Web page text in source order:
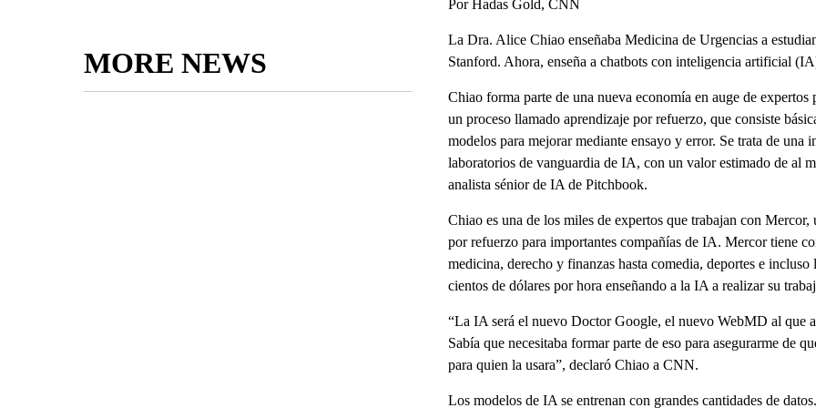
MORE NEWS
Por Hadas Gold, CNN
La Dra. Alice Chiao enseñaba Medicina de Urgencias a
Stanford. Ahora, enseña a chatbots con inteligencia artificial
Chiao forma parte de una nueva economía en auge de
un proceso llamado aprendizaje por refuerzo, que consiste
modelos para mejorar mediante ensayo y error. Se trata de
laboratorios de vanguardia de IA, con un valor estimado de al
analista sénior de IA de Pitchbook.
Chiao es una de los miles de expertos que trabajan con
por refuerzo para importantes compañías de IA. Mercor tiene
medicina, derecho y finanzas hasta comedia, deportes e
cientos de dólares por hora enseñando a la IA a realizar su
“La IA será el nuevo Doctor Google, el nuevo WebMD al que
Sabía que necesitaba formar parte de eso para asegurarme de
para quien la usara”, declaró Chiao a CNN.
Los modelos de IA se entrenan con grandes cantidades de